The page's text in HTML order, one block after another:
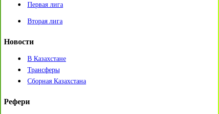
Первая лига
Вторая лига
Новости
В Казахстане
Трансферы
Сборная Казахстана
Рефери